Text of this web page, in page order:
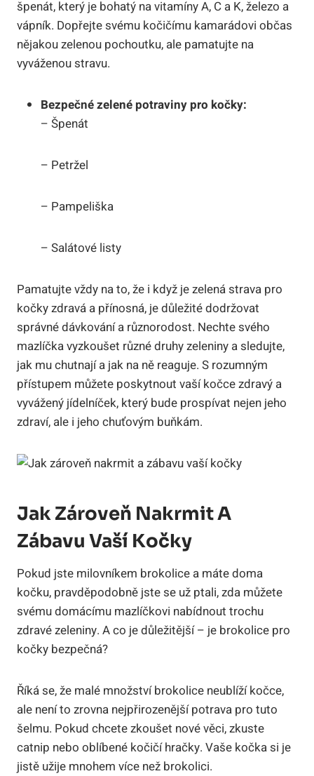
špenát, který je bohatý na vitamíny A, C a K, železo a
vápník. Dopřejte svému kočičímu kamarádovi občas
nějakou zelenou pochoutku, ale pamatujte na
vyváženou stravu.
Bezpečné zelené potraviny pro kočky:
– Špenát
– Petržel
– Pampeliška
– Salátové listy
Pamatujte vždy na to, že i když je zelená strava pro
kočky zdravá a přínosná, je důležité dodržovat
správné dávkování a různorodost. Nechte svého
mazlíčka vyzkoušet různé druhy zeleniny a sledujte,
jak mu chutnají a jak na ně reaguje. S rozumným
přístupem můžete poskytnout vaší kočce zdravý a
vyvážený jídelníček, který bude prospívat nejen jeho
zdraví, ale i jeho chuťovým buňkám.
Jak Zároveň Nakrmit A
Zábavu Vaší Kočky
Pokud jste milovníkem brokolice a máte doma
kočku, pravděpodobně jste se už ptali, zda můžete
svému domácímu mazlíčkovi nabídnout trochu
zdravé zeleniny. A co je důležitější – je brokolice pro
kočky bezpečná?
Říká se, že malé množství brokolice neublíží kočce,
ale není to zrovna nejpřirozenější potrava pro tuto
šelmu. Pokud chcete zkoušet nové věci, zkuste
catnip nebo oblíbené kočičí hračky. Vaše kočka si je
jistě užije mnohem více než brokolici.